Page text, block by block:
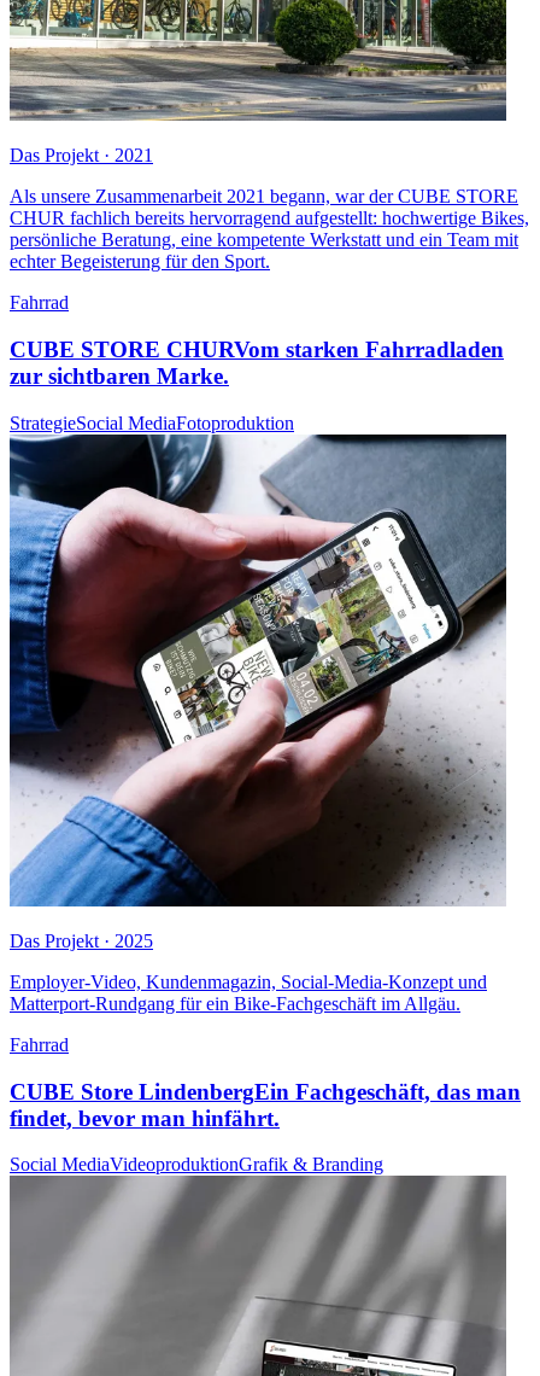
Das Projekt · 2021
Als unsere Zusammenarbeit 2021 begann, war der CUBE STORE
CHUR fachlich bereits hervorragend aufgestellt: hochwertige Bikes,
persönliche Beratung, eine kompetente Werkstatt und ein Team mit
echter Begeisterung für den Sport.
Fahrrad
CUBE STORE CHURVom starken Fahrradladen
zur sichtbaren Marke.
StrategieSocial MediaFotoproduktion
Das Projekt · 2025
Employer-Video, Kundenmagazin, Social-Media-Konzept und
Matterport-Rundgang für ein Bike-Fachgeschäft im Allgäu.
Fahrrad
CUBE Store LindenbergEin Fachgeschäft, das man
findet, bevor man hinfährt.
Social MediaVideoproduktionGrafik & Branding